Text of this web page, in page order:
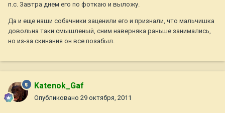
п.с. Завтра днем его по фоткаю и выложу.
Да и еще наши собачники заценили его и признали, что мальчишка
довольна таки смышленый, сним наверняка раньше занимались,
но из-за скинания он все позабыл.
Katenok_Gaf
Опубликовано 29 октября, 2011